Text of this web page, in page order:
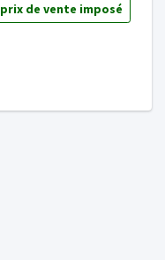
prix de vente imposé